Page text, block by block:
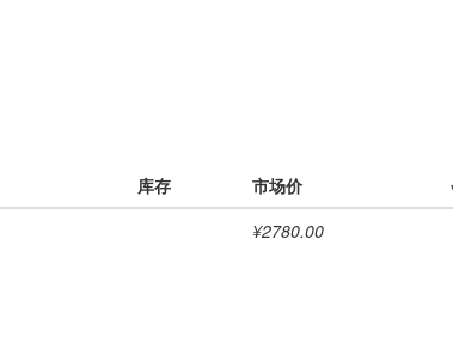
库存 市场价
¥2780.00